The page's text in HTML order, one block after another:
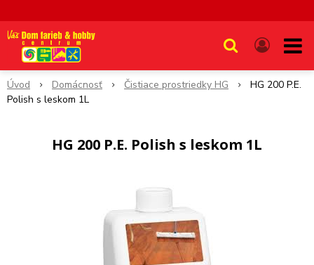
Úvod Domácnosť Čistiace prostriedky HG
HG 200 P.E.
Polish s leskom 1L
HG 200 P.E. Polish s leskom 1L